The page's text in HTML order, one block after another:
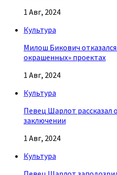
1 Авг, 2024
Культура
Милош Бикович
окрашенных» проектах
1 Авг, 2024
Культура
Певец Шарлот рассказал
заключении
1 Авг, 2024
Культура